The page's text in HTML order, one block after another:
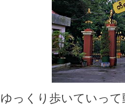
ゆっくり歩いていっ